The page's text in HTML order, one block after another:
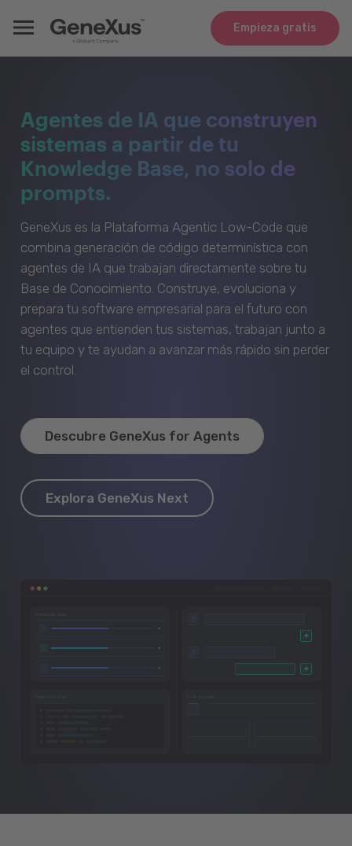
Empieza gratis
Agentes de IA que construyen
sistemas a partir de tu
Knowledge Base, no solo de
prompts.
GeneXus es la Plataforma Agentic Low-Code que
combina generación de código determinística con
agentes de IA que trabajan directamente sobre tu
Base de Conocimiento. Construye, evoluciona y
prepara tu software empresarial para el futuro con
agentes que entienden tus sistemas, trabajan junto a
tu equipo y te ayudan a avanzar más rápido sin perder
el control.
Descubre GeneXus for Agents
Explora GeneXus Next